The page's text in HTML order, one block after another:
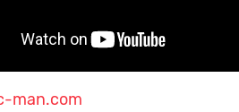
man.com